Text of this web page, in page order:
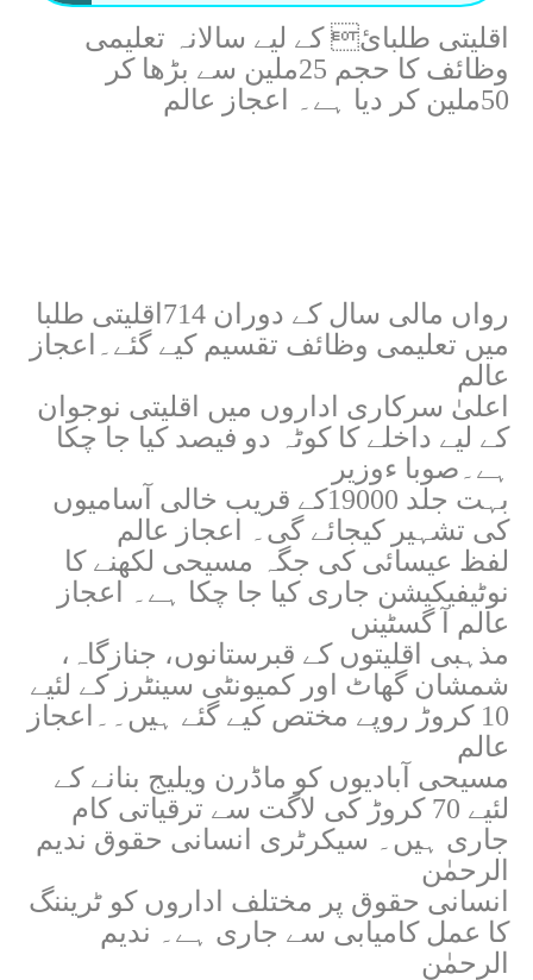
اقلیتی طلبائ کے لیے سالانہ تعلیمی
وظائف کا حجم 25ملین سے بڑھا کر
50ملین کر دیا ہے۔ اعجاز عالم
رواں مالی سال کے دوران 714اقلیتی طلبا
میں تعلیمی وظائف تقسیم کیے گئے۔اعجاز
عالم
اعلیٰ سرکاری اداروں میں اقلیتی نوجوان
کے لیے داخلے کا کوٹہ دو فیصد کیا جا چکا
ہے۔صوبا ءوزیر
بہت جلد 19000کے قریب خالی آسامیوں
کی تشہیر کیجائے گی۔ اعجاز عالم
لفظ عیسائی کی جگہ مسیحی لکھنے کا
نوٹیفیکیشن جاری کیا جا چکا ہے۔ اعجاز
عالم آ گسٹینں
مذہبی اقلیتوں کے قبرستانوں، جنازگاہ،
شمشان گھاٹ اور کمیونٹی سینٹرز کے لئیے
10 کروڑ روپے مختص کیے گئے ہیں۔۔اعجاز
عالم
مسیحی آبادیوں کو ماڈرن ویلیج بنانے کے
لئیے 70 کروڑ کی لاگت سے ترقیاتی کام
جاری ہیں۔ سیکرٹری انسانی حقوق ندیم
الرحمٰن
انسانی حقوق پر مختلف اداروں کو ٹریننگ
کا عمل کامیابی سے جاری ہے۔ ندیم
الرحمٰن